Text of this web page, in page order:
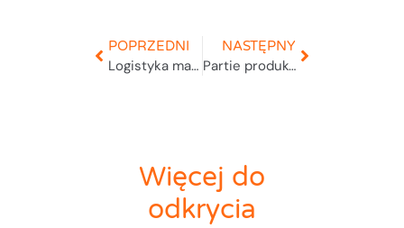
POPRZEDNI
Logistyka magazynowa
NASTĘPNY
Partie produkcyjne i daty ważności
Więcej do
odkrycia